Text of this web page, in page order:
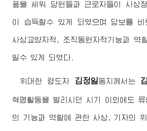
풍을 세워 당원들과 근로자들이 사상
이 습득할수 있게 되였으며 당보를 비
사상교양자적, 조직동원자적기능과 역
일수 있게 되였다.
위대한 령도자 김정일동지 께서는
혁명활동을 벌리시던 시기 이외에도
의 기능과 역할에 관한 사상, 기자의